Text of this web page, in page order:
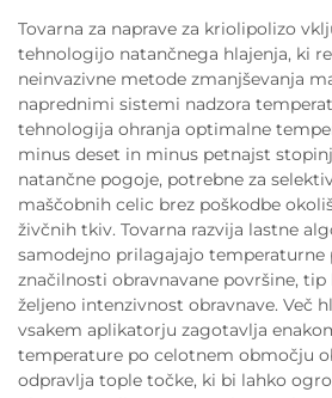
Tovarna za naprave za kriolipolizo
tehnologijo natančnega hlajenja, ki
neinvazivne metode zmanjševanja
naprednimi sistemi nadzora
tehnologija ohranja optimalne
minus deset in minus petnajst
natančne pogoje, potrebne za
maščobnih celic brez poškodbe
živčnih tkiv. Tovarna razvija lastne
samodejno prilagajajo temperaturne
značilnosti obravnavane površine, tip
željeno intenzivnost obravnave. Več
vsakem aplikatorju zagotavlja
temperature po celotnem območju
odpravlja tople točke, ki bi lahko